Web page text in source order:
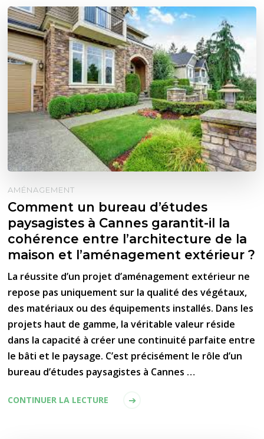
AMÉNAGEMENT
Comment un bureau d’études
paysagistes à Cannes garantit-il la
cohérence entre l’architecture de la
maison et l’aménagement extérieur ?
La réussite d’un projet d’aménagement extérieur ne
repose pas uniquement sur la qualité des végétaux,
des matériaux ou des équipements installés. Dans les
projets haut de gamme, la véritable valeur réside
dans la capacité à créer une continuité parfaite entre
le bâti et le paysage. C’est précisément le rôle d’un
bureau d’études paysagistes à Cannes …
CONTINUER LA LECTURE